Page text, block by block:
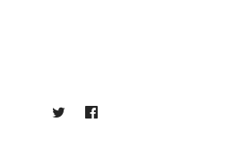
TWITTERFACEBOOK